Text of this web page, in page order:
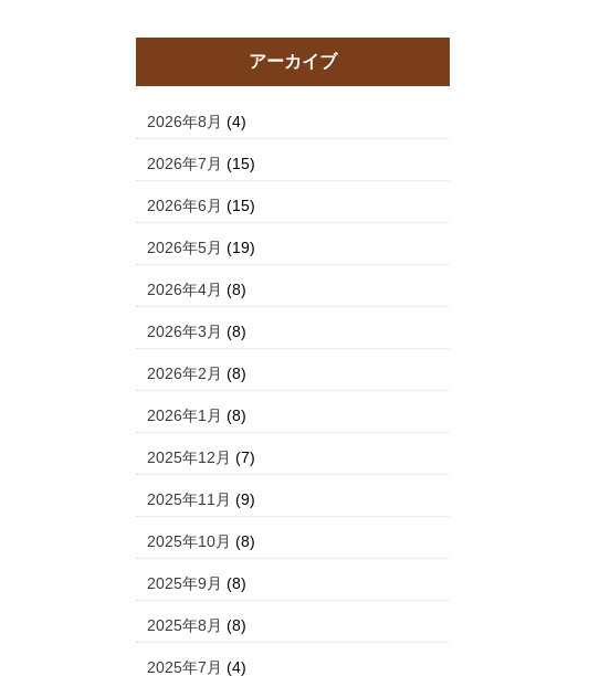
アーカイブ
2026年8月 (4)
2026年7月 (15)
2026年6月 (15)
2026年5月 (19)
2026年4月 (8)
2026年3月 (8)
2026年2月 (8)
2026年1月 (8)
2025年12月 (7)
2025年11月 (9)
2025年10月 (8)
2025年9月 (8)
2025年8月 (8)
2025年7月 (4)